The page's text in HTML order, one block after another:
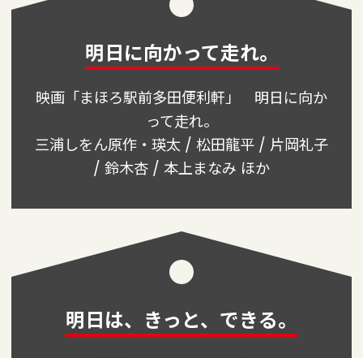
明日に向かって走れ。
映画「まほろ駅前多田便利軒」 明日 に向か
って走れ。
三浦しをん原作・瑛太 / 松田龍平 / 片岡礼子
/ 鈴木杏 / 本上まなみ ほか
明日は、きっと、できる。